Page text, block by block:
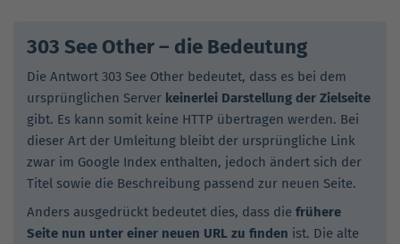
303 See Other – die Bedeutung
Die Antwort 303 See Other bedeutet, dass es bei dem
ursprünglichen Server keinerlei Darstellung der Zielseite
gibt. Es kann somit keine HTTP übertragen werden. Bei
dieser Art der Umleitung bleibt der ursprüngliche Link
zwar im Google Index enthalten, jedoch ändert sich der
Titel sowie die Beschreibung passend zur neuen Seite.
Anders ausgedrückt bedeutet dies, dass die frühere
Seite nun unter einer neuen URL zu finden ist. Die alte